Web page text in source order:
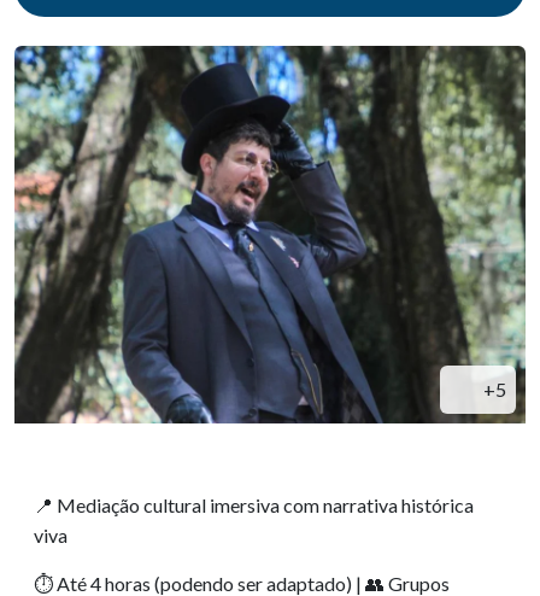
+5
📍 Mediação cultural imersiva com narrativa histórica
viva
⏱️Até 4 horas (podendo ser adaptado) | 👥 Grupos